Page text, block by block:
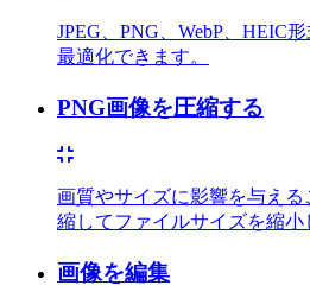
JPEG、PNG、WebP、HEIC
最適化できます。
PNG画像を圧縮する
画質やサイズに影響を与え
縮してファイルサイズを縮小
画像を編集